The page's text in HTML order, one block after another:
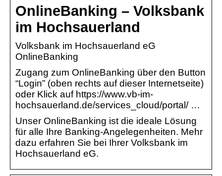
OnlineBanking – Volksbank
im Hochsauerland
Volksbank im Hochsauerland eG
OnlineBanking
Zugang zum OnlineBanking über den Button
“Login” (oben rechts auf dieser Internetseite)
oder Klick auf https://www.vb-im-
hochsauerland.de/services_cloud/portal/ …
Unser OnlineBanking ist die ideale Lösung
für alle Ihre Banking-Angelegenheiten. Mehr
dazu erfahren Sie bei Ihrer Volksbank im
Hochsauerland eG.